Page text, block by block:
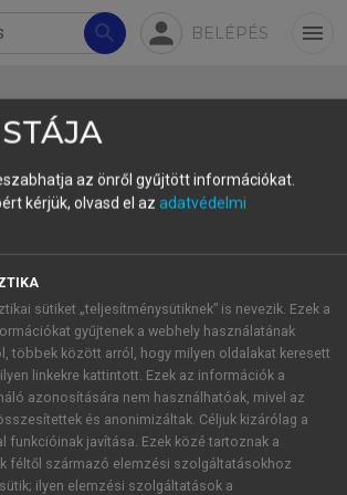
search person BELÉPÉS menu
irányítás
politika legfőbb újítása az
amelynek köszönhetően
nem pusztán információforrások,
racionalitás központi elemei.
irányítás a turisztikai rendszerek
időben képes monitorozni, előre
ezáltal lehetőséget ad a
kormányzásra (Ivars-Baidal
az önről gyűjtött információkat.
kérjük, olvasd el az adatvédelmi
sütiket „teljesítménysütiknek” is nevezik. Ezek a
gyűjtenek a webhely használatának
többek között arról, hogy milyen oldalakat keresett
linkekre kattintott. Ezek az információk a
azonosítására nem használhatóak, mivel az
és anonimizáltak. Céljuk kizárólag a
funkcióinak javítása. Ezek közé tartoznak a
féltől származó elemzési szolgáltatásokhoz
ilyen elemzési szolgáltatások a